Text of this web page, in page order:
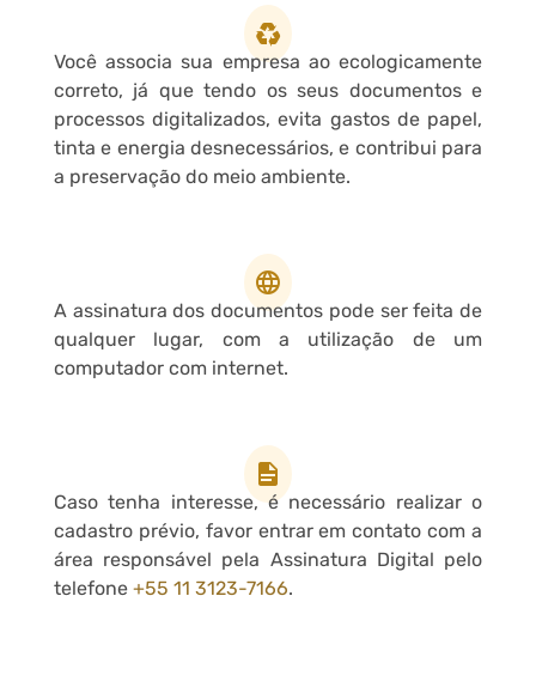
Você associa sua empresa ao ecologicamente
correto, já que tendo os seus documentos e
processos digitalizados, evita gastos de papel,
tinta e energia desnecessários, e contribui para
a preservação do meio ambiente.
A assinatura dos documentos pode ser feita de
qualquer lugar, com a utilização de um
computador com internet.
Caso tenha interesse, é necessário realizar o
cadastro prévio, favor entrar em contato com a
área responsável pela Assinatura Digital pelo
telefone +55 11 3123-7166.